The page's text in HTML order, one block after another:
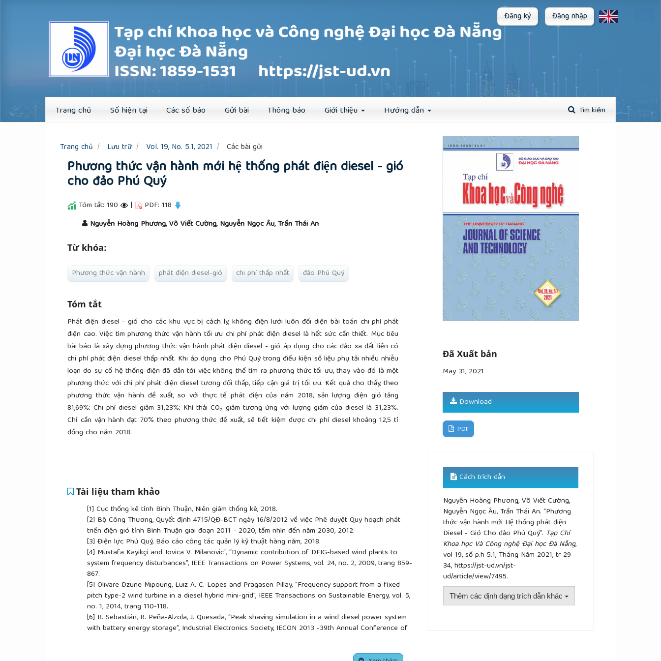
Trang chủ Số hiện tại Các số báo Gửi bài Thông báo Giới thiệu Hướng dẫn Tìm kiếm
Đăng ký Đăng nhập
Đăng ký Đăng nhập
Trang chủ Lưu trữ Vol. 19, No. 5.1, 2021 Các bài gửi
Phương thức vận hành mới hệ thống phát điện diesel - gió
cho đảo Phú Quý
Tóm tắt: 190 | PDF: 118
##plugins.themes.academic_pro.article.main##
Nguyễn Hoàng Phương, Võ Viết Cường, Nguyễn Ngọc Âu, Trần Thái An
Từ khóa:
Phương thức vận hành phát điện diesel-gió chi phí thấp nhất đảo Phú Quý
Tóm tắt
Phát điện diesel - gió cho các khu vực bị cách ly, không điện lưới luôn đối diện bài toán chi phí phát
điện cao. Việc tìm phương thức vận hành tối ưu chi phí phát điện diesel là hết sức cần thiết. Mục tiêu
bài báo là xây dựng phương thức vận hành phát điện diesel - gió áp dụng cho các đảo xa đất liền có
chi phí phát điện diesel thấp nhất. Khi áp dụng cho Phú Quý trong điều kiện số liệu phụ tải nhiều nhiễu
loạn do sự cố hệ thống điện đã dẫn tới việc không thể tìm ra phương thức tối ưu, thay vào đó là một
phương thức với chi phí phát điện diesel tương đối thấp, tiếp cận giá trị tối ưu. Kết quả cho thấy, theo
phương thức vận hành đề xuất, so với thực tế phát điện của năm 2018, sản lượng điện gió tăng
81,69%; Chi phí diesel giảm 31,23%; Khí thải CO2 giảm tương ứng với lượng giảm của diesel là 31,23%.
Chỉ cần vận hành đạt 70% theo phương thức đề xuất, sẽ tiết kiệm được chi phí diesel khoảng 12,5 tỉ
đồng cho năm 2018.
Tài liệu tham khảo
[1] Cục thống kê tỉnh Bình Thuận, Niên giám thống kê, 2018.
[2] Bộ Công Thương, Quyết định 4715/QĐ-BCT ngày 16/8/2012 về việc Phê duyệt Quy hoạch phát
triển điện gió tỉnh Bình Thuận giai đoạn 2011 - 2020, tầm nhìn đến năm 2030, 2012.
[3] Điện lực Phú Quý, Báo cáo công tác quản lý kỹ thuật hàng năm, 2018.
[4] Mustafa Kayikçi and Jovica V. Milanovic´, “Dynamic contribution of DFIG-based wind plants to
system frequency disturbances”, IEEE Transactions on Power Systems, vol. 24, no. 2, 2009, trang 859-
867.
[5] Olivare Dzune Mipoung, Luiz A. C. Lopes and Pragasen Pillay, “Frequency support from a fixed-
pitch type-2 wind turbine in a diesel hybrid mini-grid”, IEEE Transactions on Sustainable Energy, vol. 5,
no. 1, 2014, trang 110-118.
[6] R. Sebastián, R. Peña-Alzola, J. Quesada, “Peak shaving simulation in a wind diesel power system
with battery energy storage”, Industrial Electronics Society, IECON 2013 -39th Annual Conference of
Võ Hồng Thái, Nguyễn Đức Huy, Trần Nam Trung, “Giải pháp hoạt động hỗn hợp gió -diesel đảo
Đã Xuất bản
May 31, 2021
Download
PDF
Cách trích dẫn
Nguyễn Hoàng Phương, Võ Viết Cường,
Nguyễn Ngọc Âu, Trần Thái An. “Phương
thức vận hành mới Hệ thống phát điện
Diesel - Gió Cho đảo Phú Quý”. Tạp Chí
Khoa học Và Công nghệ Đại học Đà Nẵng,
vol 19, số p.h 5.1, Tháng Năm 2021, tr 29-
34, https://jst-ud.vn/jst-
ud/article/view/7495.
Thêm các định dạng trích dẫn khác